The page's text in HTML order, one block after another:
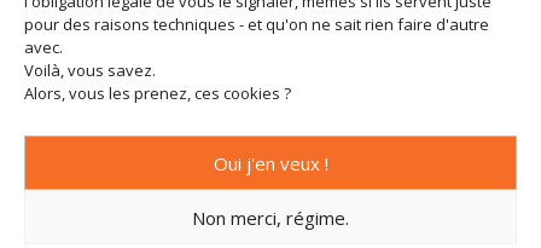
pour des raisons techniques - et qu'on ne sait rien faire d'autre
avec.
Voilà, vous savez.
Alors, vous les prenez, ces cookies ?
Oui j'en veux !
Non merci, régime.